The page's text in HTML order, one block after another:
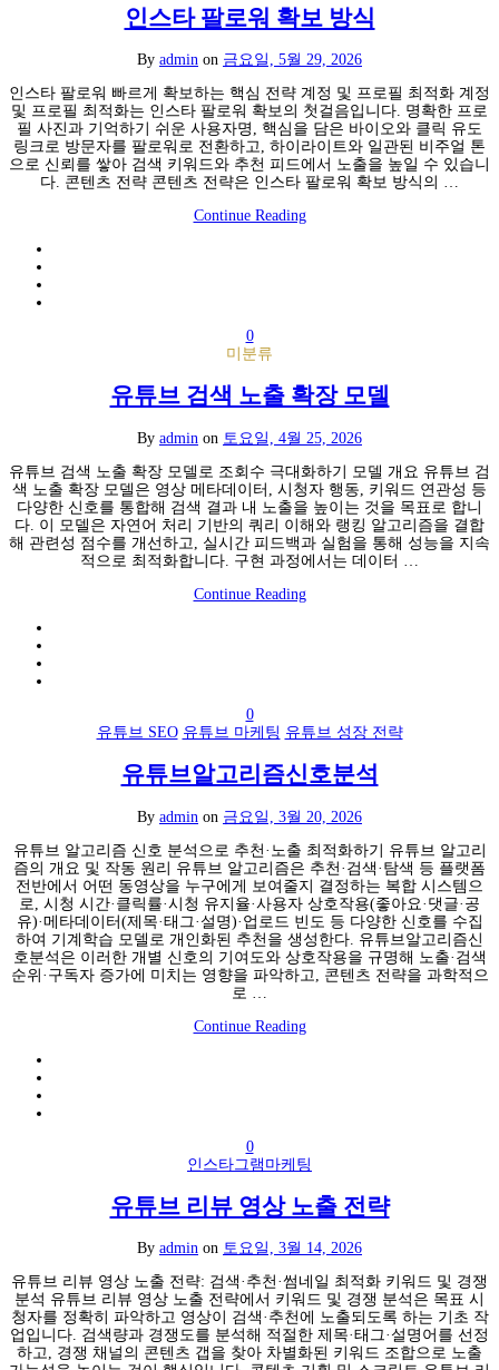
인스타 팔로워 확보 방식
By admin on 금요일, 5월 29, 2026
인스타 팔로워 빠르게 확보하는 핵심 전략 계정 및 프로필 최적화 계정
및 프로필 최적화는 인스타 팔로워 확보의 첫걸음입니다. 명확한 프로
필 사진과 기억하기 쉬운 사용자명, 핵심을 담은 바이오와 클릭 유도
링크로 방문자를 팔로워로 전환하고, 하이라이트와 일관된 비주얼 톤
으로 신뢰를 쌓아 검색 키워드와 추천 피드에서 노출을 높일 수 있습니
다. 콘텐츠 전략 콘텐츠 전략은 인스타 팔로워 확보 방식의 …
Continue Reading
0
미분류
유튜브 검색 노출 확장 모델
By admin on 토요일, 4월 25, 2026
유튜브 검색 노출 확장 모델로 조회수 극대화하기 모델 개요 유튜브 검
색 노출 확장 모델은 영상 메타데이터, 시청자 행동, 키워드 연관성 등
다양한 신호를 통합해 검색 결과 내 노출을 높이는 것을 목표로 합니
다. 이 모델은 자연어 처리 기반의 쿼리 이해와 랭킹 알고리즘을 결합
해 관련성 점수를 개선하고, 실시간 피드백과 실험을 통해 성능을 지속
적으로 최적화합니다. 구현 과정에서는 데이터 …
Continue Reading
0
유튜브 SEO 유튜브 마케팅 유튜브 성장 전략
유튜브알고리즘신호분석
By admin on 금요일, 3월 20, 2026
유튜브 알고리즘 신호 분석으로 추천·노출 최적화하기 유튜브 알고리
즘의 개요 및 작동 원리 유튜브 알고리즘은 추천·검색·탐색 등 플랫폼
전반에서 어떤 동영상을 누구에게 보여줄지 결정하는 복합 시스템으
로, 시청 시간·클릭률·시청 유지율·사용자 상호작용(좋아요·댓글·공
유)·메타데이터(제목·태그·설명)·업로드 빈도 등 다양한 신호를 수집
하여 기계학습 모델로 개인화된 추천을 생성한다. 유튜브알고리즘신
호분석은 이러한 개별 신호의 기여도와 상호작용을 규명해 노출·검색
순위·구독자 증가에 미치는 영향을 파악하고, 콘텐츠 전략을 과학적으
로 …
Continue Reading
0
인스타그램마케팅
유튜브 리뷰 영상 노출 전략
By admin on 토요일, 3월 14, 2026
유튜브 리뷰 영상 노출 전략: 검색·추천·썸네일 최적화 키워드 및 경쟁
분석 유튜브 리뷰 영상 노출 전략에서 키워드 및 경쟁 분석은 목표 시
청자를 정확히 파악하고 영상이 검색·추천에 노출되도록 하는 기초 작
업입니다. 검색량과 경쟁도를 분석해 적절한 제목·태그·설명어를 선정
하고, 경쟁 채널의 콘텐츠 갭을 찾아 차별화된 키워드 조합으로 노출